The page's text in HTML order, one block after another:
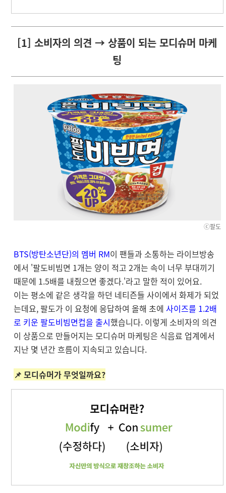
[1] 소비자의 의견 → 상품이 되는 모디슈머 마케
팅
ⓒ팔도
BTS(방탄소년단)의 멤버 RM이 팬들과 소통하는 라이브방송
에서 '팔도비빔면 1개는 양이 적고 2개는 속이 너무 부대끼기
때문에 1.5배를 내줬으면 좋겠다.'라고 말한 적이 있어요.
이는 평소에 같은 생각을 하던 네티즌들 사이에서 화제가 되었
는데요, 팔도가 이 요청에 응답하여 올해 초에 사이즈를 1.2배
로 키운 팔도비빔면컵을 출시했습니다. 이렇게 소비자의 의견
이 상품으로 만들어지는 모디슈머 마케팅은 식음료 업계에서
지난 몇 년간 흐름이 지속되고 있습니다.
📌 모디슈머가 무엇일까요?